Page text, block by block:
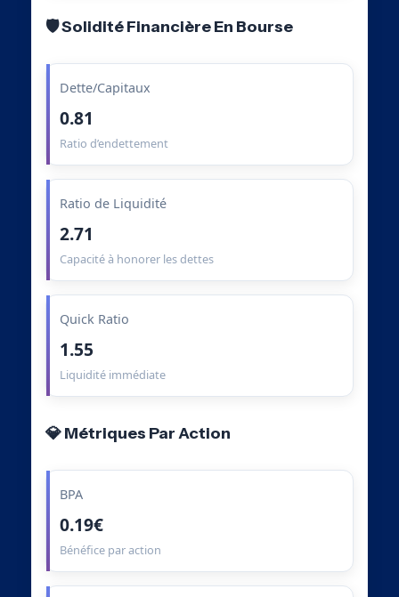
🛡️ Solidité Financière En Bourse
Dette/Capitaux
0.81
Ratio d’endettement
Ratio de Liquidité
2.71
Capacité à honorer les dettes
Quick Ratio
1.55
Liquidité immédiate
💎 Métriques Par Action
BPA
0.19€
Bénéfice par action